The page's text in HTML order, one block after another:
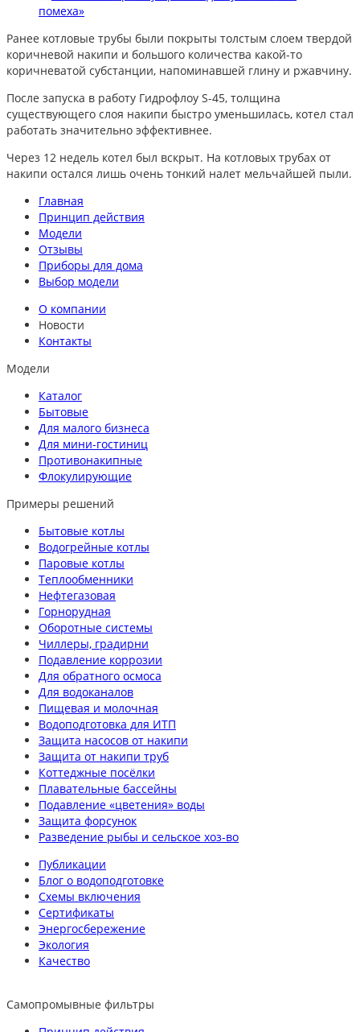
Ранее котловые трубы были покрыты толстым слоем твердой
коричневой накипи и большого количества какой-то
коричневатой субстанции, напоминавшей глину и ржавчину.
После запуска в работу Гидрофлоу S-45, толщина
существующего слоя накипи быстро уменьшилась, котел стал
работать значительно эффективнее.
Через 12 недель котел был вскрыт. На котловых трубах от
накипи остался лишь очень тонкий налет мельчайшей пыли.
Главная
Принцип действия
Модели
Отзывы
Приборы для дома
Выбор модели
О компании
Новости
Контакты
Модели
Каталог
Бытовые
Для малого бизнеса
Для мини-гостиниц
Противонакипные
Флокулирующие
Примеры решений
Бытовые котлы
Водогрейные котлы
Паровые котлы
Теплообменники
Нефтегазовая
Горнорудная
Оборотные системы
Чиллеры, градирни
Подавление коррозии
Для обратного осмоса
Для водоканалов
Пищевая и молочная
Водоподготовка для ИТП
Защита насосов от накипи
Защита от накипи труб
Коттеджные посёлки
Плавательные бассейны
Подавление «цветения» воды
Защита форсунок
Разведение рыбы и сельское хоз-во
Публикации
Блог о водоподготовке
Схемы включения
Сертификаты
Энергосбережение
Экология
Качество
Самопромывные фильтры